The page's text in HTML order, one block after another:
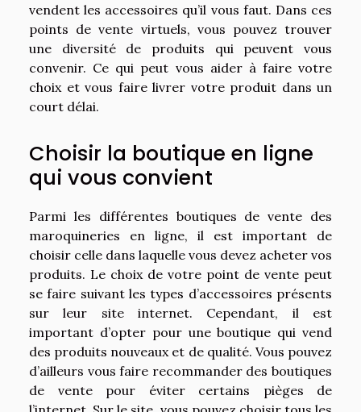
vendent les accessoires qu’il vous faut. Dans ces
points de vente virtuels, vous pouvez trouver
une diversité de produits qui peuvent vous
convenir. Ce qui peut vous aider à faire votre
choix et vous faire livrer votre produit dans un
court délai.
Choisir la boutique en ligne
qui vous convient
Parmi les différentes boutiques de vente des
maroquineries en ligne, il est important de
choisir celle dans laquelle vous devez acheter vos
produits. Le choix de votre point de vente peut
se faire suivant les types d’accessoires présents
sur leur site internet. Cependant, il est
important d’opter pour une boutique qui vend
des produits nouveaux et de qualité. Vous pouvez
d’ailleurs vous faire recommander des boutiques
de vente pour éviter certains pièges de